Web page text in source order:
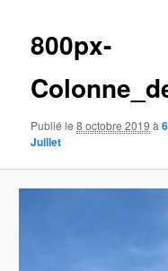
800px-
Publié le8 octobre 2019 à
Juillet